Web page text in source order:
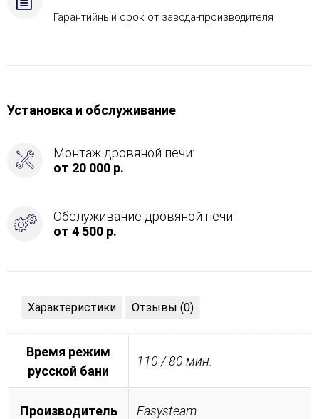
Защ.
Гарантийный срок от завода-производителя
Установка и обслуживание
Монтаж дровяной печи:
от 20 000 р.
Обслуживание дровяной печи:
от 4 500 р.
Характеристики Отзывы (0)
Время режим
русской бани
110 / 80 мин.
Производитель Easysteam